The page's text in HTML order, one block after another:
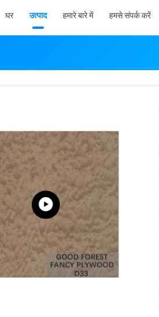
घर उत्पाद हमारे बारे में हमसे संपर्क करें